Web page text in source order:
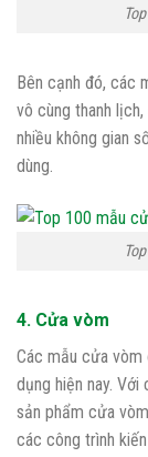
Bên cạnh đó, các
vô cùng thanh
nhiều không gian
dùng.
4. Cửa vòm
Các mẫu cửa
dụng hiện nay.
sản phẩm cửa
các công trình kiến